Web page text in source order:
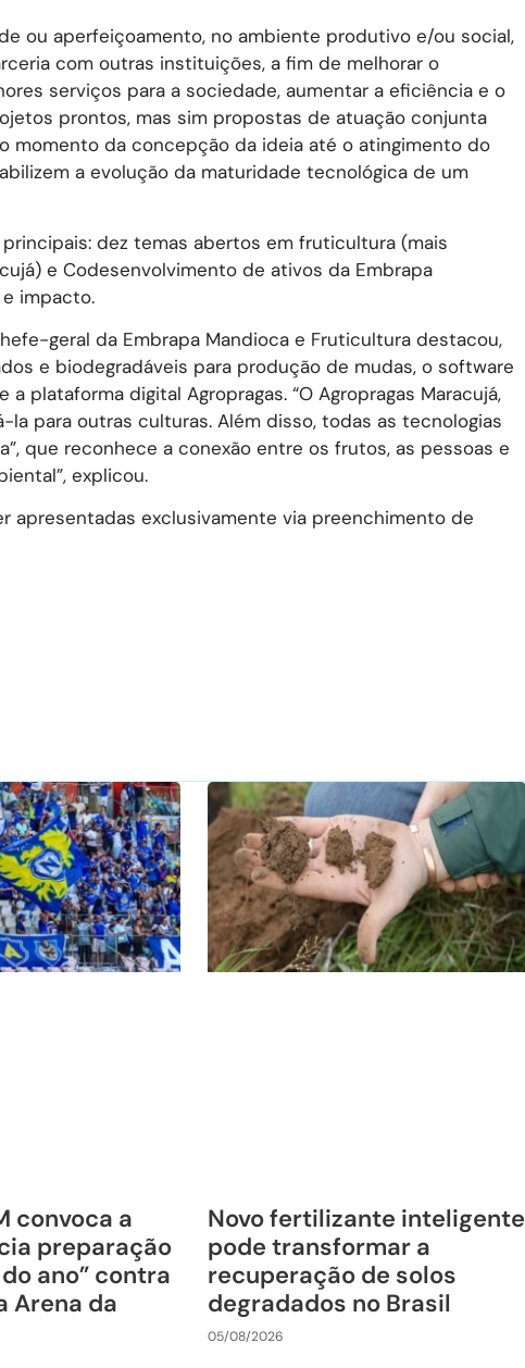
ou aperfeiçoamento, no ambiente produtivo e/ou social,
com outras instituições, a fim de melhorar o
serviços para a sociedade, aumentar a eficiência e o
prontos, mas sim propostas de atuação conjunta
momento da concepção da ideia até o atingimento do
a evolução da maturidade tecnológica de um
dez temas abertos em fruticultura (mais
e Codesenvolvimento de ativos da Embrapa
impacto.
geral da Embrapa Mandioca e Fruticultura destacou,
e biodegradáveis para produção de mudas, o software
plataforma digital Agropragas. “O Agropragas Maracujá,
para outras culturas. Além disso, todas as tecnologias
que reconhece a conexão entre os frutos, as pessoas e
explicou.
apresentadas exclusivamente via preenchimento de
convoca a
preparação
ano” contra
Arena da
Novo fertilizante inteligente
pode transformar a
recuperação de solos
degradados no Brasil
05/08/2026